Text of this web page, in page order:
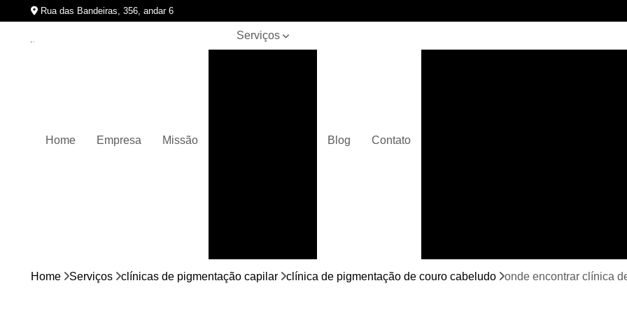
Rua das Bandeiras, 356, andar 6
Home Empresa Missão
Serviços
Blog Contato
Curso de
Home Serviços clínicas de pigmentação capilar clínica de pigmentação de couro cabeludo onde encontrar clínica